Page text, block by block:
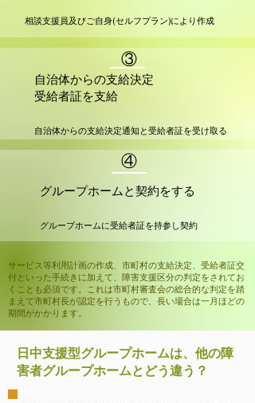
相談支援員及びご自身(セルフプラン)により作成
③
自治体からの支給決定
受給者証を支給
自治体からの支給決定通知と受給者証を受け取る
④
グループホームと契約をする
グループホームに受給者証を持参し契約
サービス等利用計画の作成、市町村の支給決定、受給者証交
付といった手続きに加えて、障害支援区分の判定をされてお
くことも必須です。これは市町村審査会の総合的な判定を踏
まえて市町村長が認定を行うもので、長い場合は一月ほどの
期間がかかります。
日中支援型グループホームは、他の障
害者グループホームとどう違う？